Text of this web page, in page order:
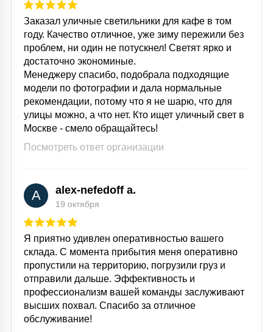
Заказал уличные светильники для кафе в том
году. Качество отличное, уже зиму пережили без
проблем, ни один не потускнел! Светят ярко и
достаточно экономиные.
Менеджеру спасибо, подобрала подходящие
модели по фотографии и дала нормальные
рекомендации, потому что я не шарю, что для
улицы можно, а что нет. Кто ищет уличный свет в
Москве - смело обращайтесь!
Посмотреть ответ организации
A alex-nefedoff a.
19 октября
Я приятно удивлен оперативностью вашего
склада. С момента прибытия меня оперативно
пропустили на территорию, погрузили груз и
отправили дальше. Эффективность и
профессионализм вашей команды заслуживают
высших похвал. Спасибо за отличное
обслуживание!